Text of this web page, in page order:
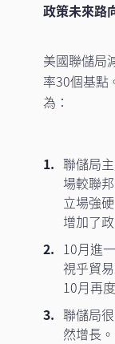
政策未來路
美國聯儲局
率30個基點
為：
聯儲局
場較聯
立場強
增加了
10月進
視乎貿
10月再
聯儲局
然增長。